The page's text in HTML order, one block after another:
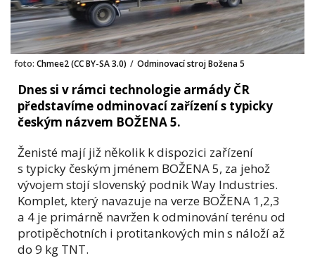
foto: Chmee2 (CC BY-SA 3.0) / Odminovací stroj Božena 5
Dnes si v rámci technologie armády ČR
představíme odminovací zařízení s typicky
českým názvem BOŽENA 5.
Ženisté mají již několik k dispozici zařízení
s typicky českým jménem BOŽENA 5, za jehož
vývojem stojí slovenský podnik Way Industries.
Komplet, který navazuje na verze BOŽENA 1,2,3
a 4 je primárně navržen k odminování terénu od
protipěchotních i protitankových min s náloží až
do 9 kg TNT.